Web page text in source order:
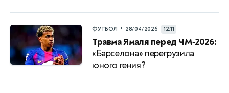
ФУТБОЛ • 28/04/2026 12:11
Травма Ямаля перед ЧМ‑2026:
«Барселона» перегрузила
юного гения?